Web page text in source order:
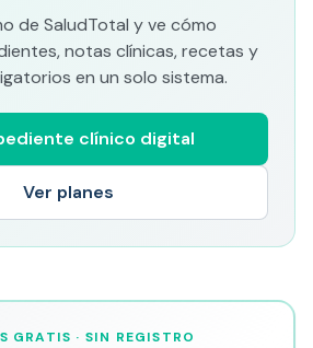
de SaludTotal y ve cómo
notas clínicas, recetas y
en un solo sistema.
clínico digital
Ver planes
GRATIS · SIN REGISTRO